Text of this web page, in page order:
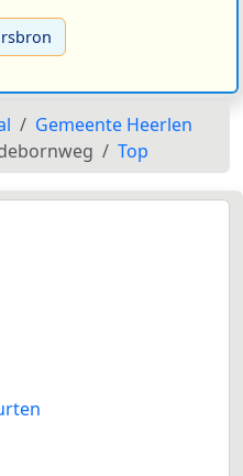
Gemeente Heerlen
Top